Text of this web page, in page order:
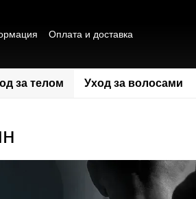
Оплата и доставка
за телом Уход за волосами